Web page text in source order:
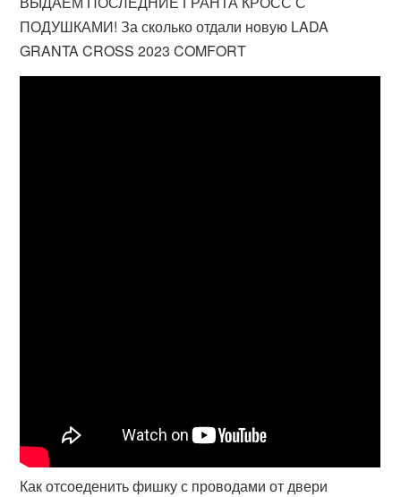
ПОДУШКАМИ! За сколько отдали новую LADA
GRANTA CROSS 2023 COMFORT
Как отсоеденить фишку с проводами от двери